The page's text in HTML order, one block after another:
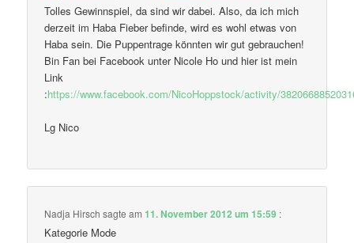
Tolles Gewinnspiel, da sind wir dabei. Also, da ich mich
derzeit im Haba Fieber befinde, wird es wohl etwas von
Haba sein. Die Puppentrage könnten wir gut gebrauchen!
Bin Fan bei Facebook unter Nicole Ho und hier ist mein
Link
:https://www.facebook.com/NicoHoppstock/activity/
Lg Nico
Nadja Hirsch sagte am11. November 2012 um 15:59 :
Kategorie Mode